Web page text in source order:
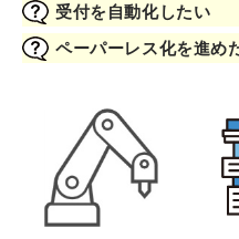
受付を自動化したい
ペーパーレス化を進め